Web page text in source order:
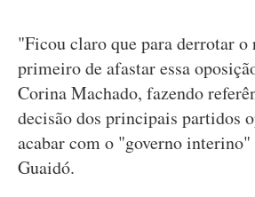
"Ficou claro que para derrotar o
primeiro de afastar essa
Corina Machado, fazendo
decisão dos principais partidos
acabar com o "governo
Guaidó.